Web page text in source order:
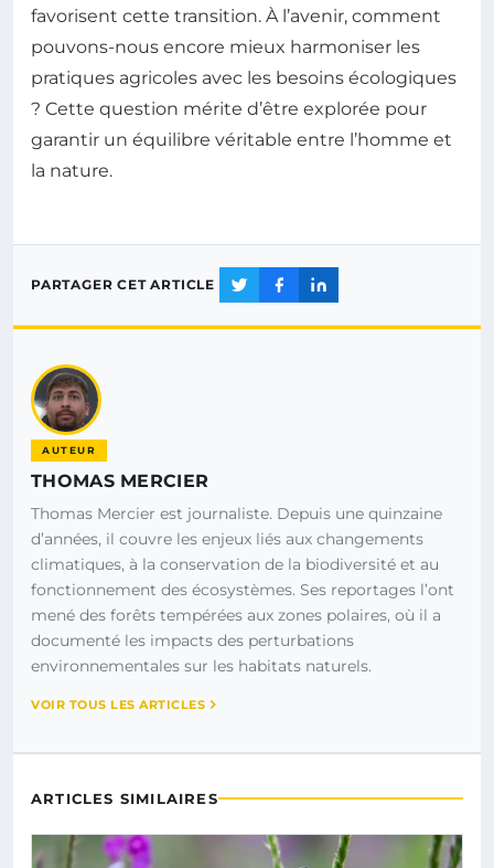
favorisent cette transition. À l’avenir, comment
pouvons-nous encore mieux harmoniser les
pratiques agricoles avec les besoins écologiques
? Cette question mérite d’être explorée pour
garantir un équilibre véritable entre l’homme et
la nature.
PARTAGER CET ARTICLE
AUTEUR
THOMAS MERCIER
Thomas Mercier est journaliste. Depuis une quinzaine
d’années, il couvre les enjeux liés aux changements
climatiques, à la conservation de la biodiversité et au
fonctionnement des écosystèmes. Ses reportages l’ont
mené des forêts tempérées aux zones polaires, où il a
documenté les impacts des perturbations
environnementales sur les habitats naturels.
VOIR TOUS LES ARTICLES
ARTICLES SIMILAIRES